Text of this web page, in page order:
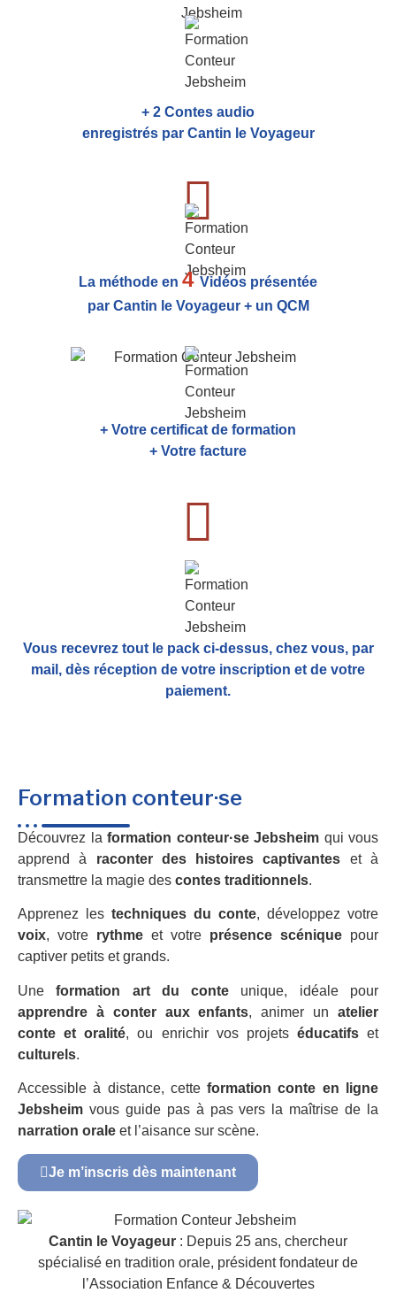
+ 2 Contes audio
enregistrés par Cantin le Voyageur
La méthode en 4Vidéos présentée
par Cantin le Voyageur + un QCM
+ Votre certificat de formation
+ Votre facture
Vous recevrez tout le pack ci-dessus, chez vous, par
mail, dès réception de votre inscription et de votre
paiement.
Formation conteur·se
Découvrez la formation conteur·se Jebsheim qui vous
apprend à raconter des histoires captivantes et à
transmettre la magie des contes traditionnels.
Apprenez les techniques du conte, développez votre
voix, votre rythme et votre présence scénique pour
captiver petits et grands.
Uneformation art du conte unique, idéale pour
apprendre à conter aux enfants, animer unatelier
conte et oralité, ou enrichir vos projets éducatifset
culturels.
Accessible à distance, cetteformation conte en ligne
Jebsheim vous guide pas à pas vers la maîtrise de la
narration orale et l’aisance sur scène.
Je m’inscris dès maintenant
Cantin le Voyageur : Depuis 25 ans, chercheur
spécialisé en tradition orale, président fondateur de
l’Association Enfance & Découvertes